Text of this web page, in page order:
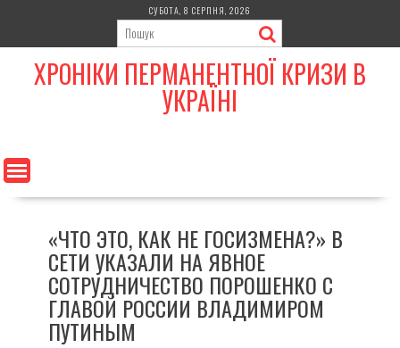
content
СУБОТА, 8 СЕРПНЯ, 2026
ХРОНІКИ ПЕРМАНЕНТНОЇ КРИЗИ В
УКРАЇНІ
«ЧТО ЭТО, КАК НЕ ГОСИЗМЕНА?» В
СЕТИ УКАЗАЛИ НА ЯВНОЕ
СОТРУДНИЧЕСТВО ПОРОШЕНКО С
ГЛАВОЙ РОССИИ ВЛАДИМИРОМ
ПУТИНЫМ